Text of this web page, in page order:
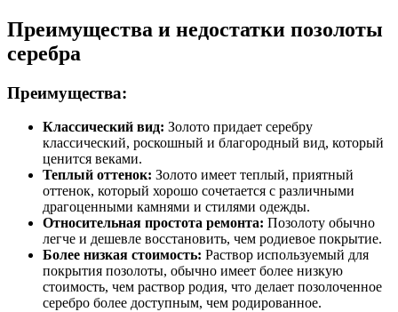
Преимущества и недостатки позолоты
серебра
Преимущества:
Классический вид: Золото придает серебру
классический, роскошный и благородный вид, который
ценится веками.
Теплый оттенок: Золото имеет теплый, приятный
оттенок, который хорошо сочетается с различными
драгоценными камнями и стилями одежды.
Относительная простота ремонта: Позолоту обычно
легче и дешевле восстановить, чем родиевое покрытие.
Более низкая стоимость: Раствор используемый для
покрытия позолоты, обычно имеет более низкую
стоимость, чем раствор родия, что делает позолоченное
серебро более доступным, чем родированное.